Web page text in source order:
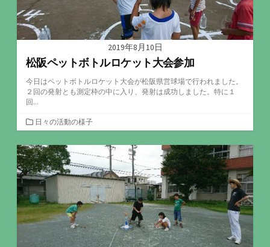
2019年8月10日
松阪ペットボトルロケット大会参加
今日はペットボトルロケット大会が松阪県営球場で行われました。
２回の発射とも測定枠の中に入り、発射は成功しました。特に１
回...
カ
テ
ゴ
リ
ー
日々の活動の様子